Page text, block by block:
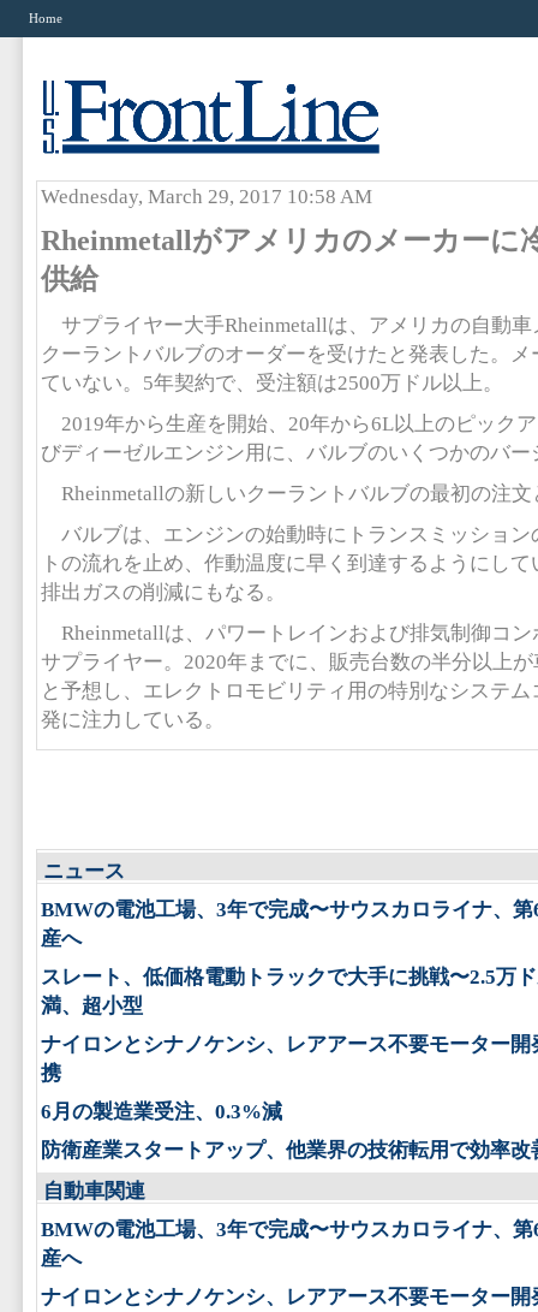
Home
Wednesday, March 29, 2017 10:58 AM
Rheinmetallがアメリカのメーカーに
供給
サプライヤー大手Rheinmetallは、アメリカの自動
クーラントバルブのオーダーを受けたと発表した。
ていない。5年契約で、受注額は2500万ドル以上。
2019年から生産を開始、20年から6L以上のピック
びディーゼルエンジン用に、バルブのいくつかのバ
Rheinmetallの新しいクーラントバルブの最初の注文
バルブは、エンジンの始動時にトランスミッション
トの流れを止め、作動温度に早く到達するようにし
排出ガスの削減にもなる。
Rheinmetallは、パワートレインおよび排気制御コ
サプライヤー。2020年までに、販売台数の半分以上
と予想し、エレクトロモビリティ用の特別なシステ
発に注力している。
ニュース
BMWの電池工場、3年で完成〜サウスカロライナ、第
産へ
スレート、低価格電動トラックで大手に挑戦〜2.5万
満、超小型
ナイロンとシナノケンシ、レアアース不要モーター開
携
6月の製造業受注、0.3%減
防衛産業スタートアップ、他業界の技術転用で効率改
自動車関連
BMWの電池工場、3年で完成〜サウスカロライナ、第
産へ
ナイロンとシナノケンシ、レアアース不要モーター開